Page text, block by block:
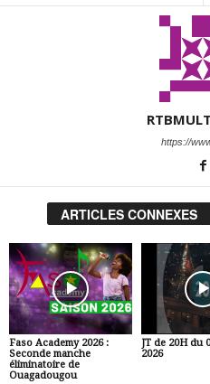
https://
ARTICLES CONNEXES
Faso Academy 2026 :
Seconde manche
éliminatoire de
Ouagadougou
JT de 20H du
2026